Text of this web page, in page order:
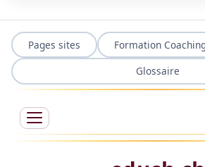
Pages sites Formation
Glossaire